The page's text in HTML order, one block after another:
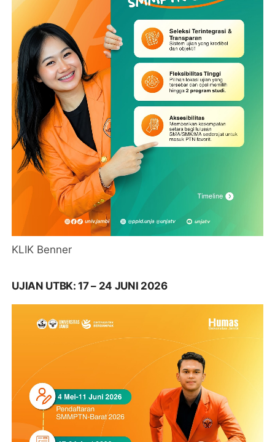
KLIK Benner
UJIAN UTBK: 17 – 24 JUNI 2026